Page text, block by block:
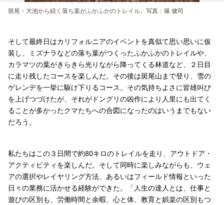
斑尾・大池から続く落ち葉がふかふかのトレイル。写真：篠 健司
そして最終日はカリフォルニアのイベントを真似て思い思いに仮
装し、ミズナラなどの落ち葉がつくったふかふかのトレイルや、
カラマツの葉がきらきら光りながら降ってくる林道など、２日目
に走り残したコースを楽しんだ。その後は斑尾山まで登り、雪の
ゲレンデを一挙に駆け下りるコース。その気持ちよさに皆雄叫び
を上げつづけたが、それがドングリの凶作により人里にも出てく
ることが多かったクマたちへの合図になったのはいうまでもない
だろう。
私たちはこの３日間で約80キロのトレイルを走り、アウトドア・
アクティビティを楽しんだ。そして同時に楽しみながらも、ウェ
アの選択やレイヤリング方法、あるいはフィールド情報といった
日々の業務に活かせる経験ができた。「人生の達人とは、仕事と
遊びの区別も、労働時間と余暇、心と体、教育と娯楽の区別もつ